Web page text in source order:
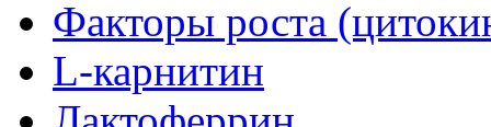
Факторы роста
L-карнитин